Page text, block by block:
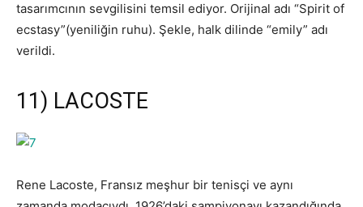
tasarımcının sevgilisini temsil ediyor. Orijinal adı “Spirit of
ecstasy”(yeniliğin ruhu). Şekle, halk dilinde “emily” adı
verildi.
11) LACOSTE
Rene Lacoste, Fransız meşhur bir tenisçi ve aynı